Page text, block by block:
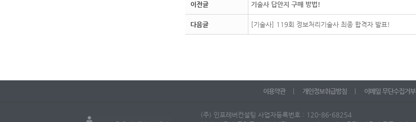
이전글 기술사 답안지 구매 방법!
다음글 [기술사] 119회 정보처리기술사 최종 합격자 발표!
이용약관 개인정보취급방침 이메일 무단수집거부
(주) 인포레버컨설팅 사업자등록번호 : 120-86-68254